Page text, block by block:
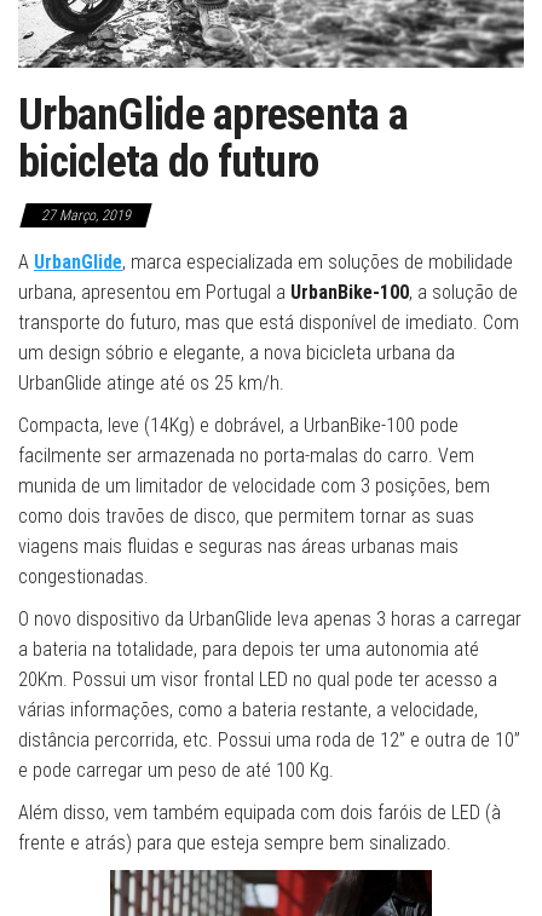
UrbanGlide apresenta a
bicicleta do futuro
27 Março, 2019
A UrbanGlide, marca especializada em soluções de mobilidade
urbana, apresentou em Portugal a UrbanBike-100, a solução de
transporte do futuro, mas que está disponível de imediato. Com
um design sóbrio e elegante, a nova bicicleta urbana da
UrbanGlide atinge até os 25 km/h.
Compacta, leve (14Kg) e dobrável, a UrbanBike-100 pode
facilmente ser armazenada no porta-malas do carro. Vem
munida de um limitador de velocidade com 3 posições, bem
como dois travões de disco, que permitem tornar as suas
viagens mais fluidas e seguras nas áreas urbanas mais
congestionadas.
O novo dispositivo da UrbanGlide leva apenas 3 horas a carregar
a bateria na totalidade, para depois ter uma autonomia até
20Km. Possui um visor frontal LED no qual pode ter acesso a
várias informações, como a bateria restante, a velocidade,
distância percorrida, etc. Possui uma roda de 12” e outra de 10”
e pode carregar um peso de até 100 Kg.
Além disso, vem também equipada com dois faróis de LED (à
frente e atrás) para que esteja sempre bem sinalizado.